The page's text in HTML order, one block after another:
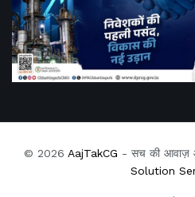
© 2026 AajTakCG - सच की आवाज़
Solution